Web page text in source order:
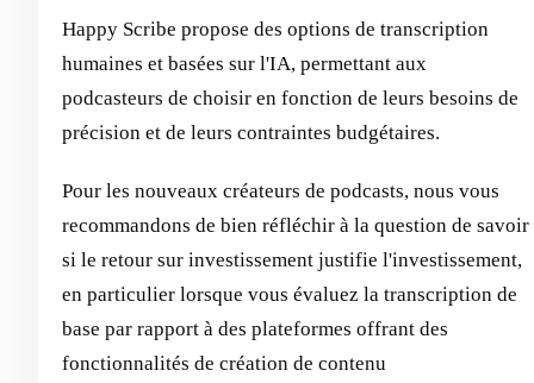
Happy Scribe propose des options de transcription
humaines et basées sur l'IA, permettant aux
podcasteurs de choisir en fonction de leurs besoins de
précision et de leurs contraintes budgétaires.
Pour les nouveaux créateurs de podcasts, nous vous
recommandons de bien réfléchir à la question de savoir
si le retour sur investissement justifie l'investissement,
en particulier lorsque vous évaluez la transcription de
base par rapport à des plateformes offrant des
fonctionnalités de création de contenu